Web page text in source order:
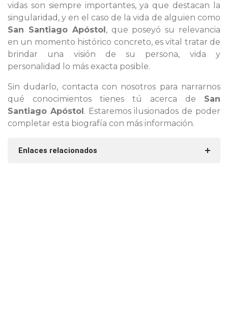
vidas son siempre importantes, ya que destacan la
singularidad, y en el caso de la vida de alguien como
San Santiago Apóstol, que poseyó su relevancia
en un momento histórico concreto, es vital tratar de
brindar una visión de su persona, vida y
personalidad lo más exacta posible.
Sin dudarlo, contacta con nosotros para narrarnos
qué conocimientos tienes tú acerca de San
Santiago Apóstol. Estaremos ilusionados de poder
completar esta biografía con más información.
Enlaces relacionados